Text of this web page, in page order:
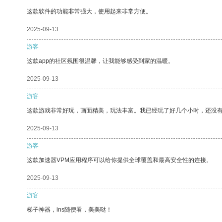
这款软件的功能非常强大，使用起来非常方便。
2025-09-13
游客
这款app的社区氛围很温馨，让我能够感受到家的温暖。
2025-09-13
游客
这款游戏非常好玩，画面精美，玩法丰富。我已经玩了好几个小时，还没
2025-09-13
游客
这款加速器VPM应用程序可以给你提供全球覆盖和最高安全性的连接。
2025-09-13
游客
梯子神器，ins随便看，美美哒！